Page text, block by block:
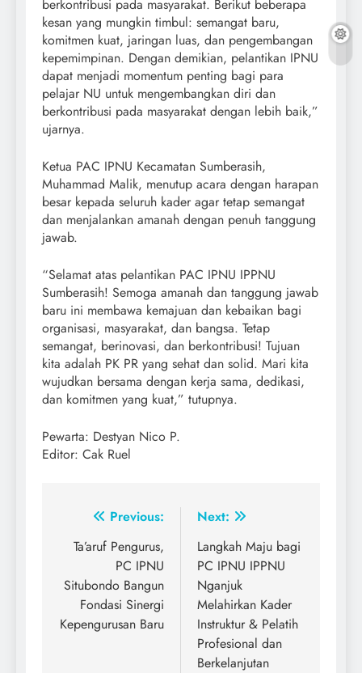
berkontribusi pada masyarakat. Berikut beberapa
kesan yang mungkin timbul: semangat baru,
komitmen kuat, jaringan luas, dan pengembangan
kepemimpinan. Dengan demikian, pelantikan IPNU
dapat menjadi momentum penting bagi para
pelajar NU untuk mengembangkan diri dan
berkontribusi pada masyarakat dengan lebih baik,”
ujarnya.
Ketua PAC IPNU Kecamatan Sumberasih,
Muhammad Malik, menutup acara dengan harapan
besar kepada seluruh kader agar tetap semangat
dan menjalankan amanah dengan penuh tanggung
jawab.
“Selamat atas pelantikan PAC IPNU IPPNU
Sumberasih! Semoga amanah dan tanggung jawab
baru ini membawa kemajuan dan kebaikan bagi
organisasi, masyarakat, dan bangsa. Tetap
semangat, berinovasi, dan berkontribusi! Tujuan
kita adalah PK PR yang sehat dan solid. Mari kita
wujudkan bersama dengan kerja sama, dedikasi,
dan komitmen yang kuat,” tutupnya.
Pewarta: Destyan Nico P.
Editor: Cak Ruel
Post
navigation
Previous:
Ta’aruf Pengurus,
PC IPNU
Situbondo Bangun
Fondasi Sinergi
Kepengurusan Baru
Next:
Langkah Maju bagi
PC IPNU IPPNU
Nganjuk
Melahirkan Kader
Instruktur & Pelatih
Profesional dan
Berkelanjutan